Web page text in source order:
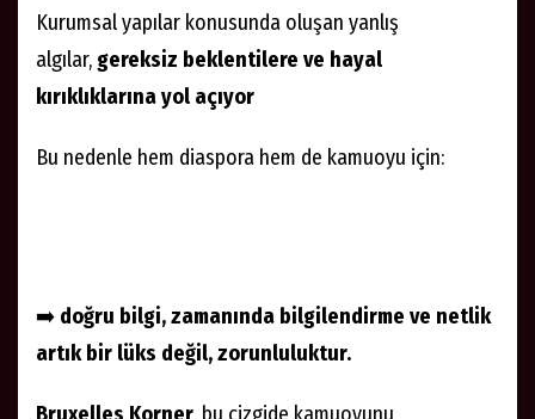
Kurumsal yapılar konusunda oluşan yanlış
algılar, gereksiz beklentilere ve hayal
kırıklıklarına yol açıyor
Bu nedenle hem diaspora hem de kamuoyu için:
➡️ doğru bilgi, zamanında bilgilendirme ve netlik
artık bir lüks değil, zorunluluktur.